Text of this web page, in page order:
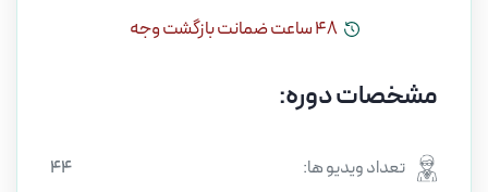
48 ساعت ضمانت بازگشت وجه
مشخصات دوره:
تعداد ویدیو ها: 44